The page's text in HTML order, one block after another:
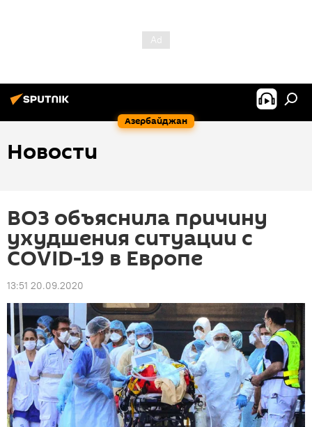
Азербайджан
Новости
ВОЗ объяснила причину
ухудшения ситуации с
COVID-19 в Европе
13:51 20.09.2020